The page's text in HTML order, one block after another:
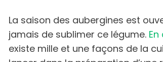
La saison des aubergines est
jamais de sublimer ce légume.
existe mille et une façons de la